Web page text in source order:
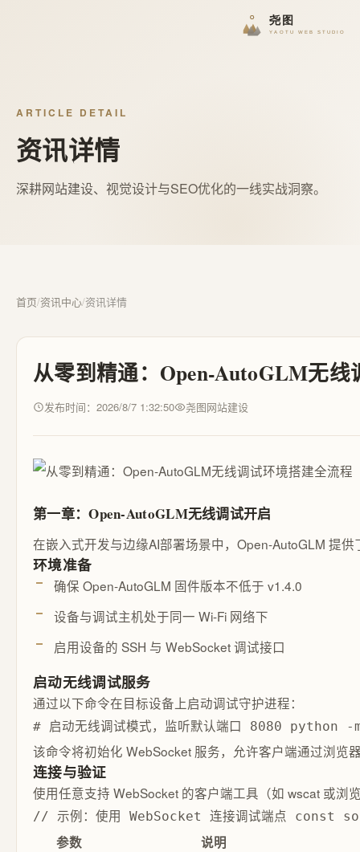
ARTICLE DETAIL
资讯详情
深耕网站建设、视觉设计与SEO优化的一线实战洞察。
首页/资讯中心/资讯详情
从零到精通：Open-AutoGLM无
发布时间：2026/8/7 1:32:50 尧图网站建设
第一章：Open-AutoGLM无线调试开启
在嵌入式开发与边缘AI部署场景中，Open-AutoGLM 提
环境准备
确保 Open-AutoGLM 固件版本不低于 v1.4.0
设备与调试主机处于同一 Wi-Fi 网络下
启用设备的 SSH 与 WebSocket 调试接口
启动无线调试服务
通过以下命令在目标设备上启动调试守护进程：
# 启动无线调试模式，监听默认端口 8080
该命令将初始化 WebSocket 服务，允许客户端通过浏览
连接与验证
使用任意支持 WebSocket 的客户端工具（如 wscat 或浏
// 示例：使用 WebSocket 连接调试端点
参数
说明